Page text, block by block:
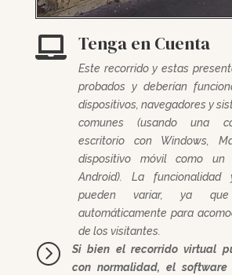
 Tenga en Cuenta
Este recorrido y estas
probados y deberían
dispositivos, navegadores y
comunes (usando una
escritorio con Windows,
dispositivo móvil como un
Android). La
pueden variar, ya
automáticamente para
de los visitantes.
=
Si bien el recorrido virtual
con normalidad, el